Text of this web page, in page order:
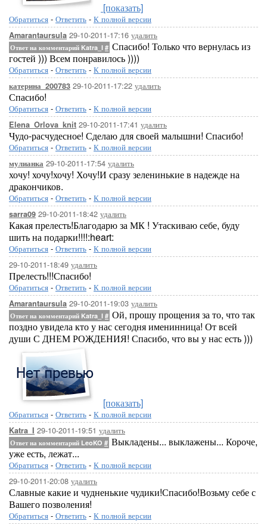
[показать]
Обратиться - Ответить - К полной версии
Amarantaursula 29-10-2011-17:16 удалить
Ответ на комментарий Katra_I # Спасибо! Только что вернулась из
гостей ))) Всем понравилось ))))
Обратиться - Ответить - К полной версии
катерина_200783 29-10-2011-17:22 удалить
Спасибо!
Обратиться - Ответить - К полной версии
Elena_Orlova_knit 29-10-2011-17:41 удалить
Чудо-расчудесное! Сделаю для своей малышни! Спасибо!
Обратиться - Ответить - К полной версии
мулианка 29-10-2011-17:54 удалить
хочу! хочу!хочу! Хочу!И сразу зеленинькие в надежде на
дракончиков.
Обратиться - Ответить - К полной версии
sarra09 29-10-2011-18:42 удалить
Какая прелесть!Благодарю за МК ! Утаскиваю себе, буду
шить на подарки!!!!:heart:
Обратиться - Ответить - К полной версии
29-10-2011-18:49 удалить
Прелесть!!!Спасибо!
Обратиться - Ответить - К полной версии
Amarantaursula 29-10-2011-19:03 удалить
Ответ на комментарий Katra_I # Ой, прошу прощения за то, что так
поздно увидела кто у нас сегодня именинница! От всей
души С ДНЕМ РОЖДЕНИЯ! Спасибо, что вы у нас есть )))
[показать]
Обратиться - Ответить - К полной версии
Katra_I 29-10-2011-19:51 удалить
Ответ на комментарий LeoKO # Выкладены... выклажены... Короче,
уже есть, лежат...
Обратиться - Ответить - К полной версии
29-10-2011-20:08 удалить
Славные какие и чудненькие чудики!Спасибо!Возьму себе с
Вашего позволения!
Обратиться - Ответить - К полной версии